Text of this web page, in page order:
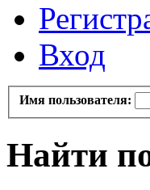
Вход
Имя пользователя:
Найти